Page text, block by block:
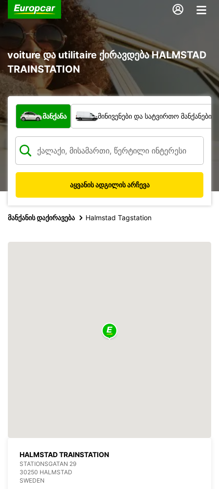
voiture და utilitaire ქირავდება HALMSTAD
TRAINSTATION
რა ტიპის ავტომობილი?
მანქანა მინივენები და სატვირთო მანქანები
აყვანის ადგილის არჩევა
მანქანის დაქირავება Halmstad Tagstation
HALMSTAD TRAINSTATION
STATIONSGATAN 29
30250 HALMSTAD
SWEDEN